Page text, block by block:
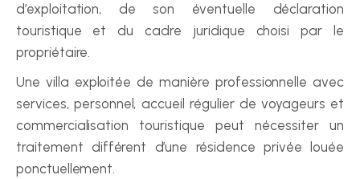
d’exploitation, de son éventuelle déclaration
touristique et du cadre juridique choisi par le
propriétaire.
Une villa exploitée de manière professionnelle avec
services, personnel, accueil régulier de voyageurs et
commercialisation touristique peut nécessiter un
traitement différent d’une résidence privée louée
ponctuellement.